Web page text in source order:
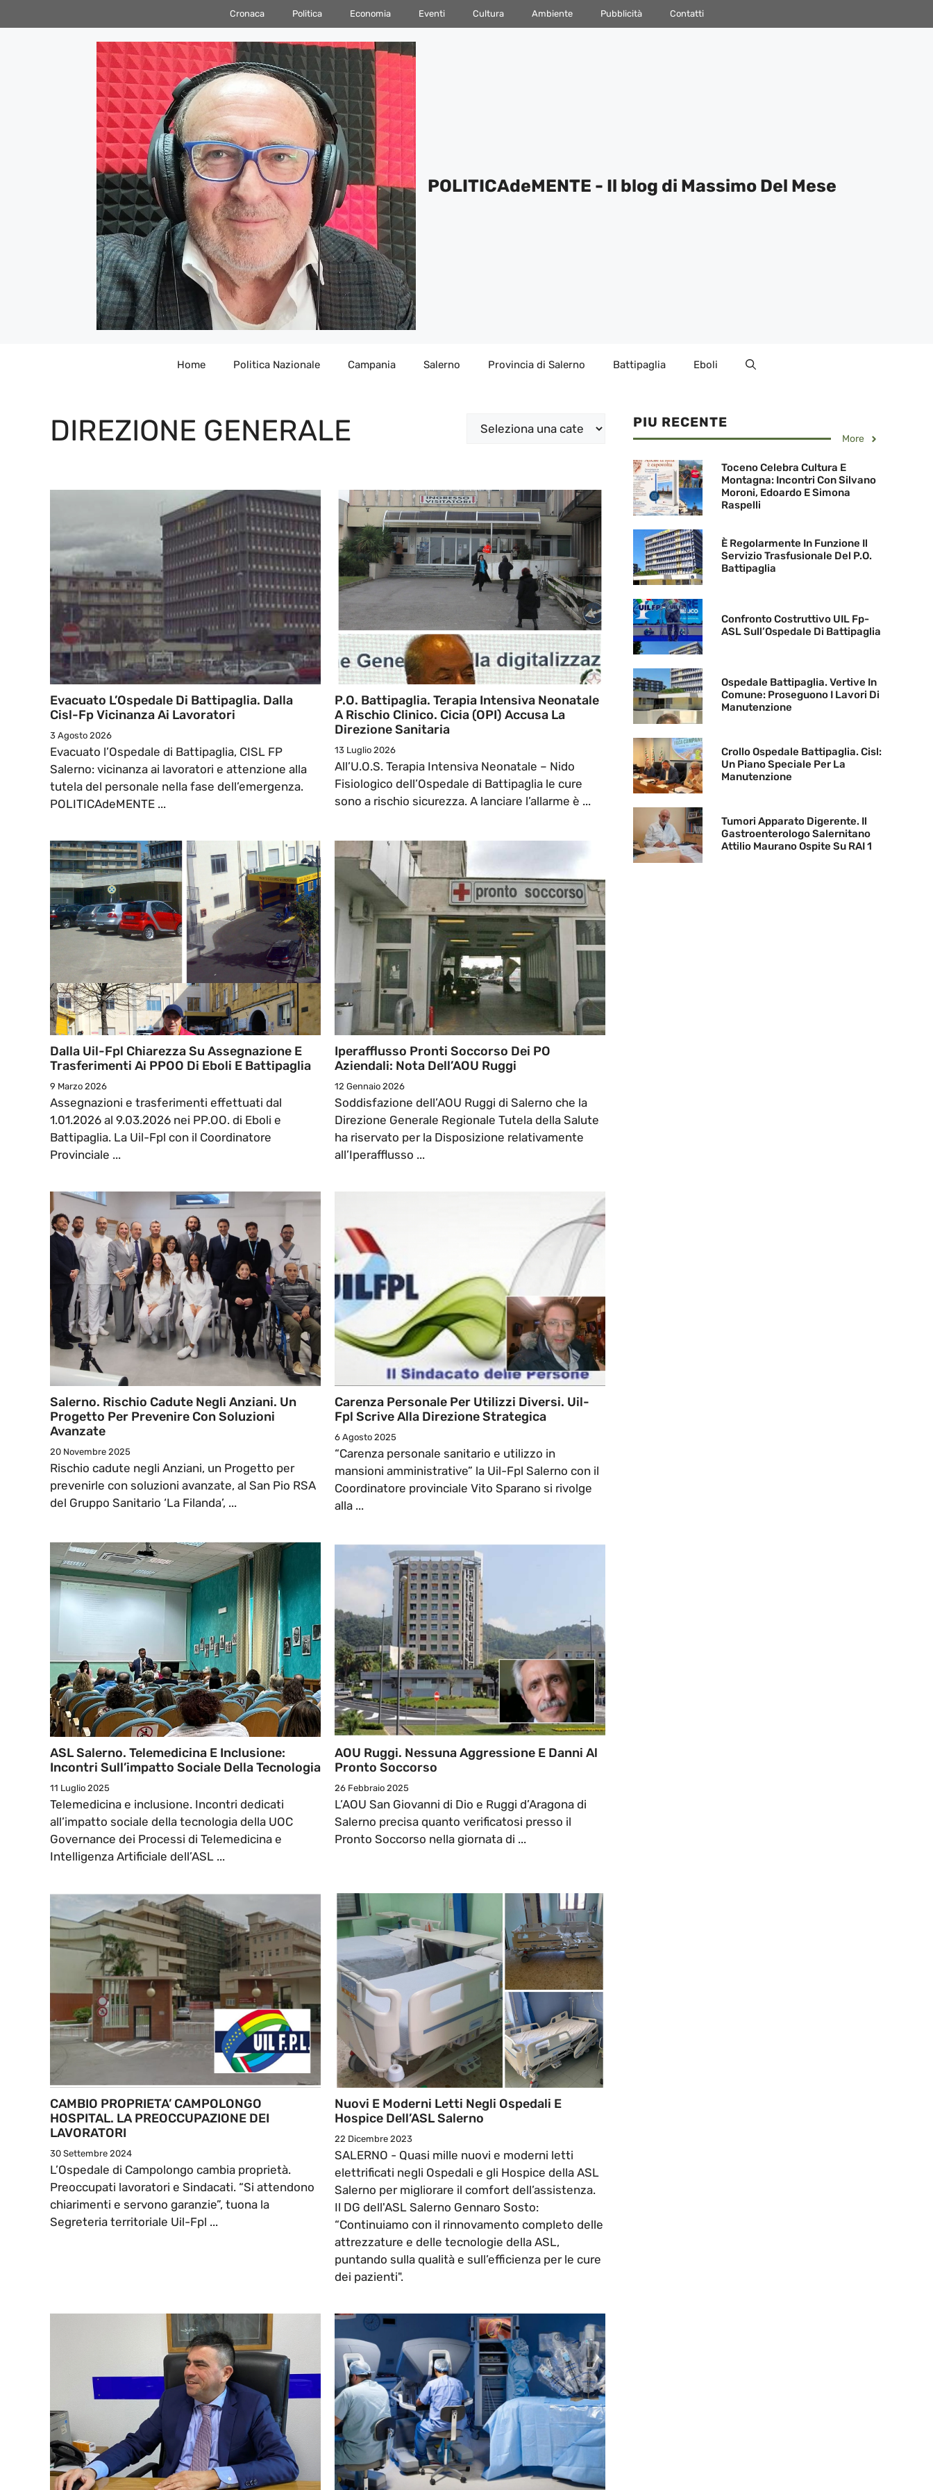
al
Cronaca Politica Economia Eventi Cultura Ambiente Pubblicità Contatti
POLITICAdeMENTE - Il blog di Massimo Del Mese
Home Politica Nazionale Campania Salerno Provincia di Salerno Battipaglia Eboli
DIREZIONE GENERALE Categorie
Evacuato L’Ospedale Di Battipaglia. Dalla
Cisl-Fp Vicinanza Ai Lavoratori
3 Agosto 2026
Evacuato l’Ospedale di Battipaglia, CISL FP
Salerno: vicinanza ai lavoratori e attenzione alla
tutela del personale nella fase dell’emergenza.
POLITICAdeMENTE ...
P.O. Battipaglia. Terapia Intensiva Neonatale
A Rischio Clinico. Cicia (OPI) Accusa La
Direzione Sanitaria
13 Luglio 2026
All’U.O.S. Terapia Intensiva Neonatale – Nido
Fisiologico dell’Ospedale di Battipaglia le cure
sono a rischio sicurezza. A lanciare l’allarme è ...
Dalla Uil-Fpl Chiarezza Su Assegnazione E
Trasferimenti Ai PPOO Di Eboli E Battipaglia
9 Marzo 2026
Assegnazioni e trasferimenti effettuati dal
1.01.2026 al 9.03.2026 nei PP.OO. di Eboli e
Battipaglia. La Uil-Fpl con il Coordinatore
Provinciale ...
Iperafflusso Pronti Soccorso Dei PO
Aziendali: Nota Dell’AOU Ruggi
12 Gennaio 2026
Soddisfazione dell’AOU Ruggi di Salerno che la
Direzione Generale Regionale Tutela della Salute
ha riservato per la Disposizione relativamente
all’Iperafflusso ...
Salerno. Rischio Cadute Negli Anziani. Un
Progetto Per Prevenire Con Soluzioni
Avanzate
20 Novembre 2025
Rischio cadute negli Anziani, un Progetto per
prevenirle con soluzioni avanzate, al San Pio RSA
del Gruppo Sanitario ‘La Filanda’, ...
Carenza Personale Per Utilizzi Diversi. Uil-
Fpl Scrive Alla Direzione Strategica
6 Agosto 2025
“Carenza personale sanitario e utilizzo in
mansioni amministrative” la Uil-Fpl Salerno con il
Coordinatore provinciale Vito Sparano si rivolge
alla ...
ASL Salerno. Telemedicina E Inclusione:
Incontri Sull’impatto Sociale Della Tecnologia
11 Luglio 2025
Telemedicina e inclusione. Incontri dedicati
all’impatto sociale della tecnologia della UOC
Governance dei Processi di Telemedicina e
Intelligenza Artificiale dell’ASL ...
AOU Ruggi. Nessuna Aggressione E Danni Al
Pronto Soccorso
26 Febbraio 2025
L’AOU San Giovanni di Dio e Ruggi d’Aragona di
Salerno precisa quanto verificatosi presso il
Pronto Soccorso nella giornata di ...
CAMBIO PROPRIETA’ CAMPOLONGO
HOSPITAL. LA PREOCCUPAZIONE DEI
LAVORATORI
30 Settembre 2024
L’Ospedale di Campolongo cambia proprietà.
Preoccupati lavoratori e Sindacati. “Si attendono
chiarimenti e servono garanzie”, tuona la
Segreteria territoriale Uil-Fpl ...
Nuovi E Moderni Letti Negli Ospedali E
Hospice Dell’ASL Salerno
22 Dicembre 2023
SALERNO - Quasi mille nuovi e moderni letti
elettrificati negli Ospedali e gli Hospice della ASL
Salerno per migliorare il comfort dell’assistenza.
Il DG dell'ASL Salerno Gennaro Sosto:
“Continuiamo con il rinnovamento completo delle
attrezzature e delle tecnologie della ASL,
puntando sulla qualità e sull’efficienza per le cure
dei pazienti".
PIU RECENTE
More
Toceno Celebra Cultura E
Montagna: Incontri Con Silvano
Moroni, Edoardo E Simona
Raspelli
È Regolarmente In Funzione Il
Servizio Trasfusionale Del P.O.
Battipaglia
Confronto Costruttivo UIL Fp-
ASL Sull’Ospedale Di Battipaglia
Ospedale Battipaglia. Vertive In
Comune: Proseguono I Lavori Di
Manutenzione
Crollo Ospedale Battipaglia. Cisl:
Un Piano Speciale Per La
Manutenzione
Tumori Apparato Digerente. Il
Gastroenterologo Salernitano
Attilio Maurano Ospite Su RAI 1